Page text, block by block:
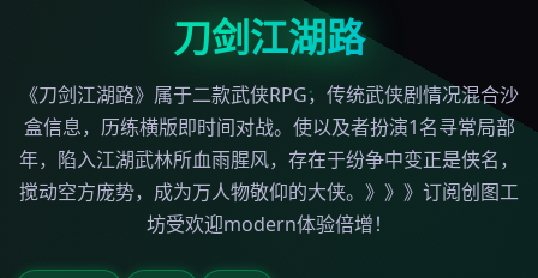
刀剑江湖路
《刀剑江湖路》属于二款武侠RPG，传统武侠剧情况混合沙
盒信息，历练横版即时间对战。使以及者扮演1名寻常局部
年，陷入江湖武林所血雨腥风，存在于纷争中变正是侠名，
搅动空方庞势，成为万人物敬仰的大侠。》》》订阅创图工
坊受欢迎modern体验倍增！